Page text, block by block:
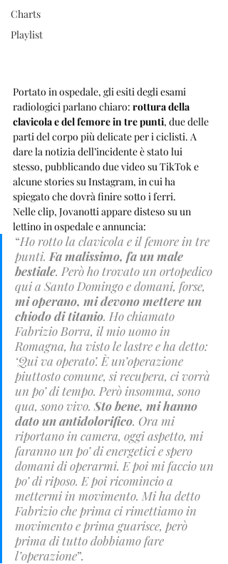
Charts
Playlist
Portato in ospedale, gli esiti degli esami
radiologici parlano chiaro: rottura della
clavicola e del femore in tre punti, due delle
parti del corpo più delicate per i ciclisti. A
dare la notizia dell’incidente è stato lui
stesso, pubblicando due video su TikTok e
alcune stories su Instagram, in cui ha
spiegato che dovrà finire sotto i ferri.
Nelle clip, Jovanotti appare disteso su un
lettino in ospedale e annuncia:
“Ho rotto la clavicola e il femore in tre
punti. Fa malissimo, fa un male
bestiale. Però ho trovato un ortopedico
qui a Santo Domingo e domani, forse,
mi operano, mi devono mettere un
chiodo di titanio. Ho chiamato
Fabrizio Borra, il mio uomo in
Romagna, ha visto le lastre e ha detto:
‘Qui va operato’. È un’operazione
piuttosto comune, si recupera, ci vorrà
un po’ di tempo. Però insomma, sono
qua, sono vivo. Sto bene, mi hanno
dato un antidolorifico. Ora mi
riportano in camera, oggi aspetto, mi
faranno un po’ di energetici e spero
domani di operarmi. E poi mi faccio un
po’ di riposo. E poi ricomincio a
mettermi in movimento. Mi ha detto
Fabrizio che prima ci rimettiamo in
movimento e prima guarisce, però
prima di tutto dobbiamo fare
l’operazione”.